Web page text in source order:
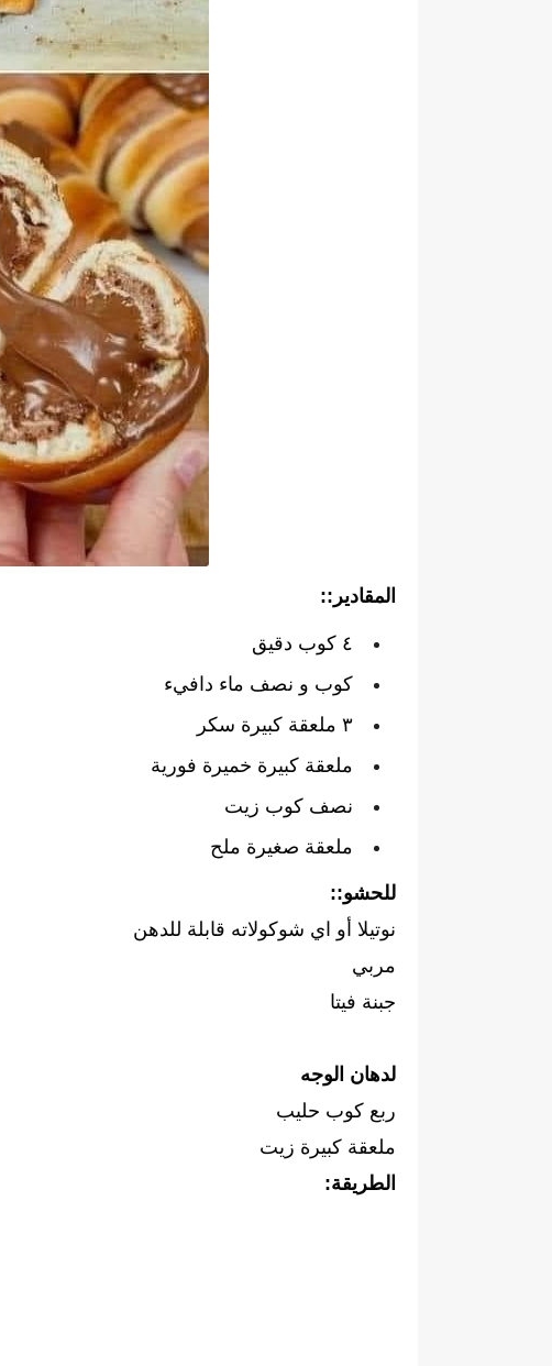
المقادير::
٤ كوب دقيق
كوب و نصف ماء دافيء
٣ ملعقة كبيرة سكر
ملعقة كبيرة خميرة فورية
نصف كوب زيت
ملعقة صغيرة ملح
للحشو::
نوتيلا أو اي شوكولاته قابلة للدهن
مربي
جبنة فيتا
لدهان الوجه
ربع كوب حليب
ملعقة كبيرة زيت
الطريقة: